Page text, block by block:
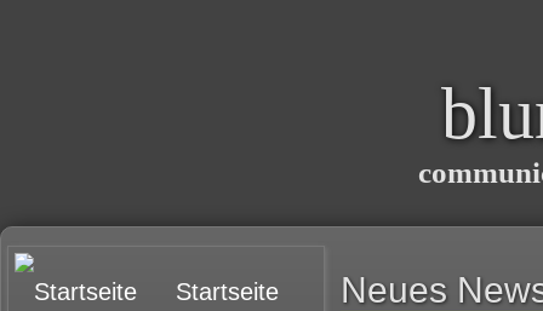
Startseite Neues